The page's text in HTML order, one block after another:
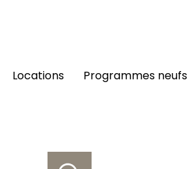
locations programmes neufs